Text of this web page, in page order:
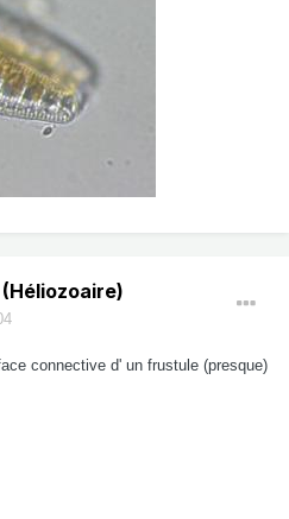
connective d' un frustule (presque)